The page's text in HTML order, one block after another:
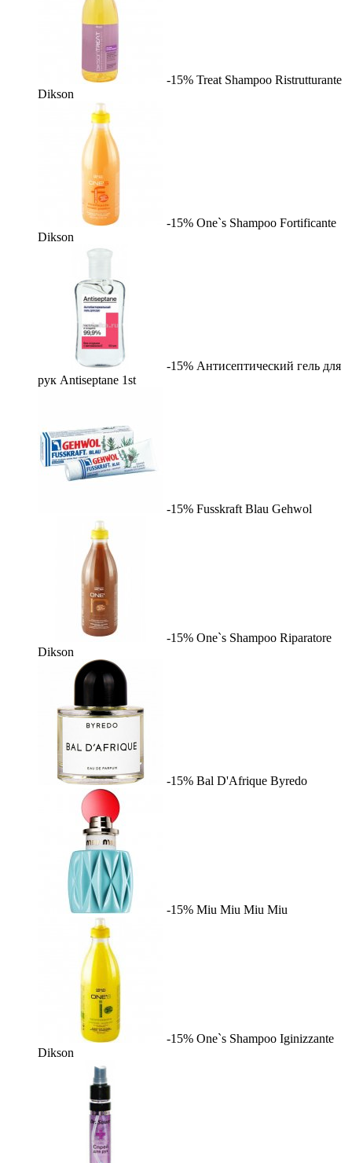
-15% Treat Shampoo Ristrutturante
Dikson
-15% One`s Shampoo Fortificante
Dikson
-15% Антисептический гель для
рук Antiseptane 1st
-15% Fusskraft Blau Gehwol
-15% One`s Shampoo Riparatore
Dikson
-15% Bal D'Afrique Byredo
-15% Miu Miu Miu Miu
-15% One`s Shampoo Iginizzante
Dikson